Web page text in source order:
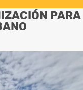
PARA